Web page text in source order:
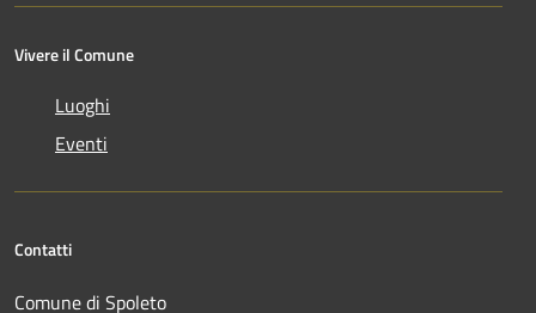
Vivere il Comune
Luoghi
Eventi
Contatti
Comune di Spoleto